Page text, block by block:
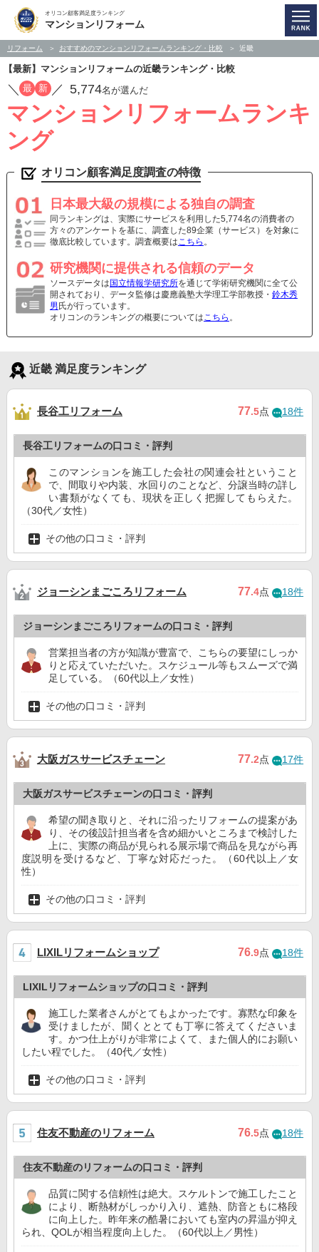
オリコン顧客満足度ランキング
マンションリフォーム
リフォーム おすすめのマンションリフォームランキング・比較 近畿
【最新】マンションリフォームの近畿ランキング・比較
／ 最 新 ／ 5,774名が選んだ
マンションリフォームランキ
ング
オリコン顧客満足度調査の特徴
日本最大級の規模による独自の調査
同ランキングは、実際にサービスを利用した5,774名の消費者の
方々のアンケートを基に、調査した89企業（サービス）を対象に
徹底比較しています。調査概要はこちら 。
研究機関に提供される信頼のデータ
ソースデータは 国立情報学研究所を通じて学術研究機関に全て公
開されており、データ監修は慶應義塾大学理工学部教授・ 鈴木秀
男 氏が行っています。
オリコンのランキングの概要についてはこちら 。
近畿 満足度ランキング
長谷工リフォーム 77.5点 18件
長谷工リフォームの口コミ・評判
このマンションを施工した会社の関連会社ということ
で、間取りや内装、水回りのことなど、分譲当時の詳し
い書類がなくても、現状を正しく把握してもらえた。
（30代／女性）
その他の口コミ・評判
ジョーシンまごころリフォーム 77.4点 18件
ジョーシンまごころリフォームの口コミ・評判
営業担当者の方が知識が豊富で、こちらの要望にしっか
りと応えていただいた。スケジュール等もスムーズで満
足している。（60代以上／女性）
その他の口コミ・評判
大阪ガスサービスチェーン 77.2点 17件
大阪ガスサービスチェーンの口コミ・評判
希望の聞き取りと、それに沿ったリフォームの提案があ
り、その後設計担当者を含め細かいところまで検討した
上に、実際の商品が見られる展示場で商品を見ながら再
度説明を受けるなど、丁寧な対応だった。（60代以上／女
性）
その他の口コミ・評判
LIXILリフォームショップ 76.9点 18件
LIXILリフォームショップの口コミ・評判
施工した業者さんがとてもよかったです。寡黙な印象を
受けましたが、聞くととても丁寧に答えてくださいま
す。かつ仕上がりが非常によくて、また個人的にお願い
したい程でした。（40代／女性）
その他の口コミ・評判
住友不動産のリフォーム 76.5点 18件
住友不動産のリフォームの口コミ・評判
品質に関する信頼性は絶大。スケルトンで施工したこと
により、断熱材がしっかり入り、遮熱、防音ともに格段
に向上した。昨年来の酷暑においても室内の昇温が抑え
られ、QOLが相当程度向上した。（60代以上／男性）